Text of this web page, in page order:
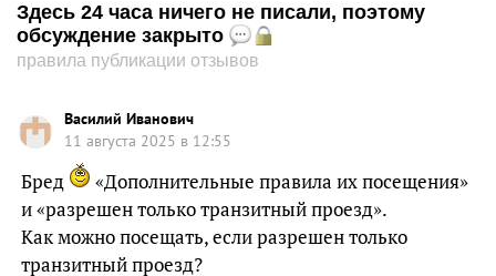
Здесь 24 часа ничего не писали, поэтому
обсуждение закрыто
правила публикации отзывов
Василий Иванович
11 августа 2025 в 12:55
Бред
«Дополнительные правила их посещения»
и «разрешен только транзитный проезд».
Как можно посещать, если разрешен только
транзитный проезд?